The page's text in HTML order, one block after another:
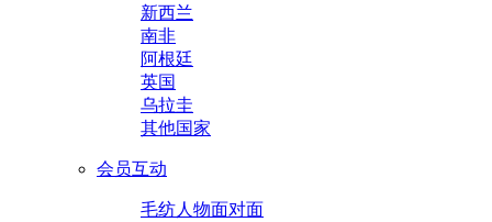
新西兰
南非
阿根廷
英国
乌拉圭
其他国家
会员互动
毛纺人物面对面